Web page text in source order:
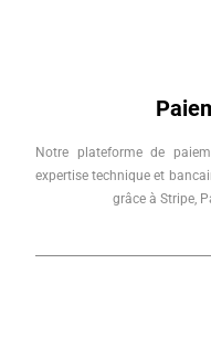
Notre plateforme de
expertise technique et
grâce à Stripe,